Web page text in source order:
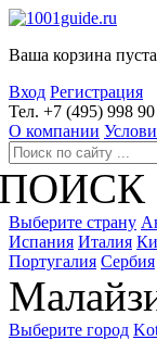
Ваша корзина пуста
Вход Регистрация
Тел. +7 (495) 998
О компании
Выберите страну
Испания Италия
Португалия Сербия
Выберите город